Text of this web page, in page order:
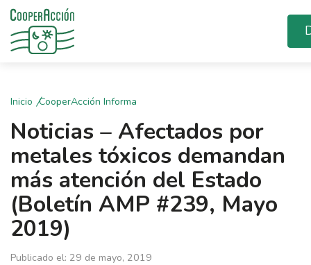
Inicio CooperAcción Informa
Noticias – Afectados por
metales tóxicos demandan
más atención del Estado
(Boletín AMP #239, Mayo
2019)
Publicado el: 29 de mayo, 2019